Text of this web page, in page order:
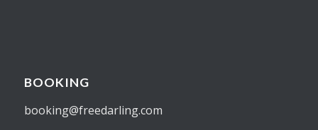
BOOKING
booking@freedarling.com